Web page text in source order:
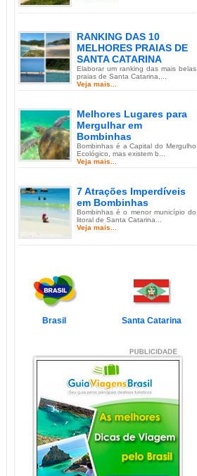
RANKING DAS 10
MELHORES PRAIAS DE
SANTA CATARINA
Elaborar um ranking das mais belas
praias de Santa Catarina,...
Veja mais...
Melhores Lugares para
Mergulhar em
Bombinhas
Bombinhas é a Capital do Mergulho
Ecológico, mas existem b...
Veja mais...
7 Atrações Imperdíveis
em Bombinhas
Bombinhas é o menor município do
litoral de Santa Catarina...
Veja mais...
de Balneário Camboriú e
Balneário Camboriú é um passeio
em Florianópolis
Florianópolis é um dos destinos mais
desejados dos último...
Veja mais...
Garopaba e Região com
Crianças
Garopaba é um município de Santa
Catarina a 80 quilômetro...
Veja mais...
Brasil Santa Catarina